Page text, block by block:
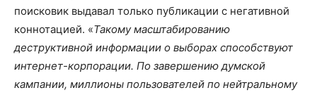
поисковик выдавал только публикации с негативной
коннотацией. «Такому масштабированию
деструктивной информации о выборах способствуют
интернет-корпорации. По завершению думской
кампании, миллионы пользователей по нейтральному